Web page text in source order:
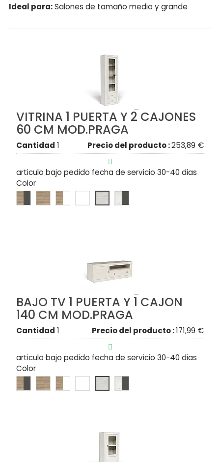
Ideal para:Salones de tamaño medio y grande
VITRINA 1 PUERTA Y 2 CAJONES
60 CM MOD.PRAGA
Cantidad 1 Precio del producto :253,89 €

articulo bajo pedido fecha de servicio 30-40 dias
Color
BAJO TV 1 PUERTA Y 1 CAJON
140 CM MOD.PRAGA
Cantidad 1 Precio del producto :171,99 €

articulo bajo pedido fecha de servicio 30-40 dias
Color